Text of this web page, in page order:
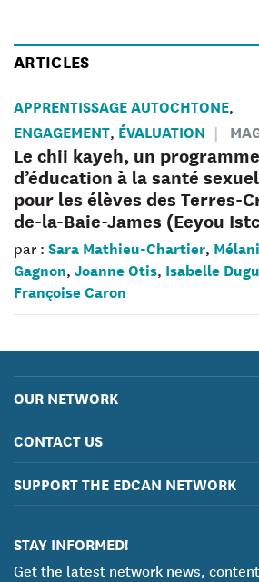
ARTICLES
APPRENTISSAGE AUTOCHTONE,
ENGAGEMENT, ÉVALUATION
Le chii kayeh, un programme
d’éducation à la santé
pour les élèves des Terres-
de-la-Baie-James (Eeyou
par : Sara Mathieu-Chartier,
Gagnon, Joanne Otis, Isabelle
Françoise Caron
OUR NETWORK
CONTACT US
SUPPORT THE EDCAN NETWORK
STAY INFORMED!
Get the latest network news,